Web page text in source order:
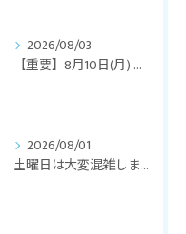
2026/08/03
【重要】8月10日(月) 臨時休診のお知らせ
2026/08/01
土曜日は大変混雑します。